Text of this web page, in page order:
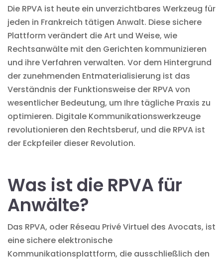
Die RPVA ist heute ein unverzichtbares Werkzeug für
jeden in Frankreich tätigen Anwalt. Diese sichere
Plattform verändert die Art und Weise, wie
Rechtsanwälte mit den Gerichten kommunizieren
und ihre Verfahren verwalten. Vor dem Hintergrund
der zunehmenden Entmaterialisierung ist das
Verständnis der Funktionsweise der RPVA von
wesentlicher Bedeutung, um Ihre tägliche Praxis zu
optimieren. Digitale Kommunikationswerkzeuge
revolutionieren den Rechtsberuf, und die RPVA ist
der Eckpfeiler dieser Revolution.
Was ist die RPVA für
Anwälte?
Das RPVA, oder Réseau Privé Virtuel des Avocats, ist
eine sichere elektronische
Kommunikationsplattform, die ausschließlich den